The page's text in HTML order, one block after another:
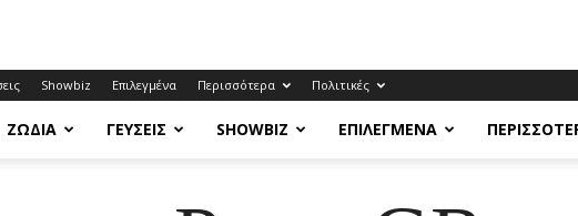
Showbiz Επιλεγμένα Περισσότερα Πολιτικές
ΖΏΔΙΑ ΓΕΎΣΕΙΣ SHOWBIZ ΕΠΙΛΕΓΜΈΝΑ